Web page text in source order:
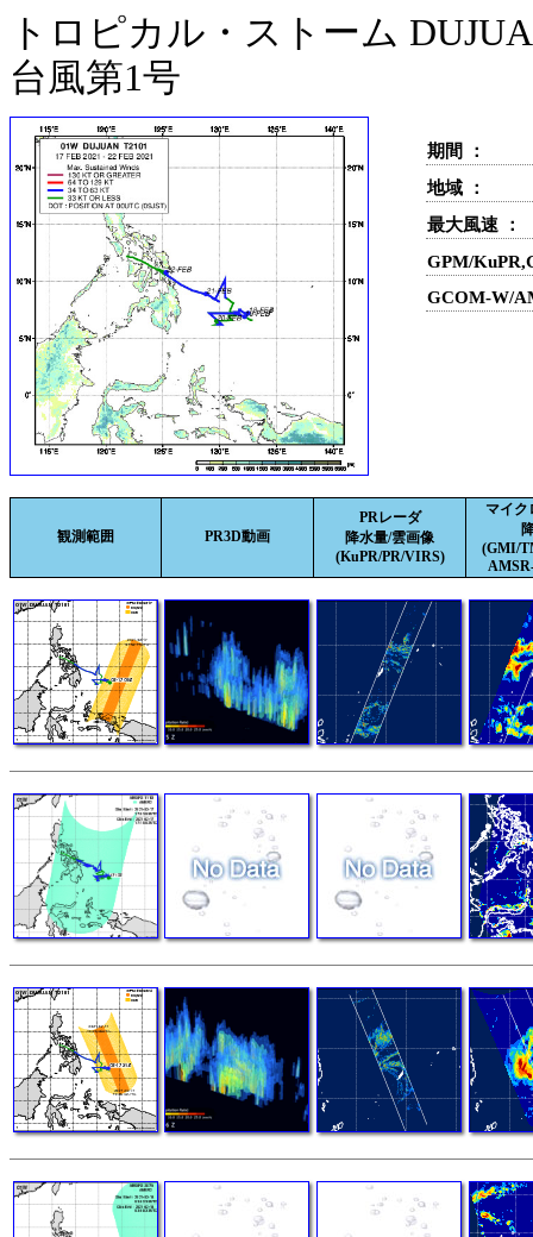
トロピカル・ストーム
台風第1号
期間 ：
地域 ：
最大風速 ：
GPM/
GCOM-W/
観測範囲 PR3D動画
PRレーダ
降水量/雲画像
(KuPR/PR/VIRS)
マイク
(GMI/